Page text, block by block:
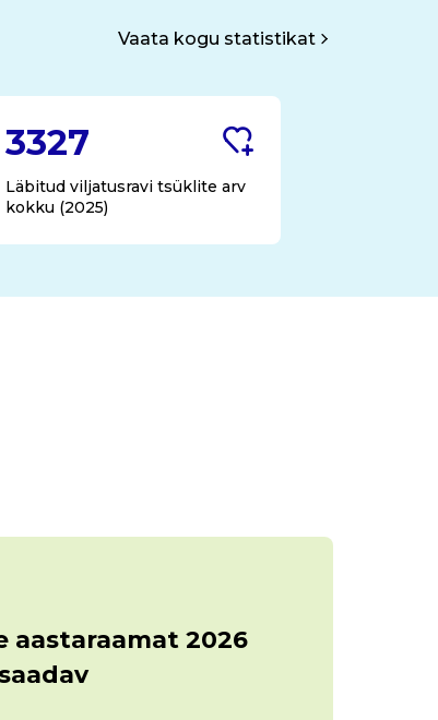
Vaata kogu statistikat
3327
Läbitud viljatusravi tsüklite arv
kokku (2025)
aastaraamat 2026